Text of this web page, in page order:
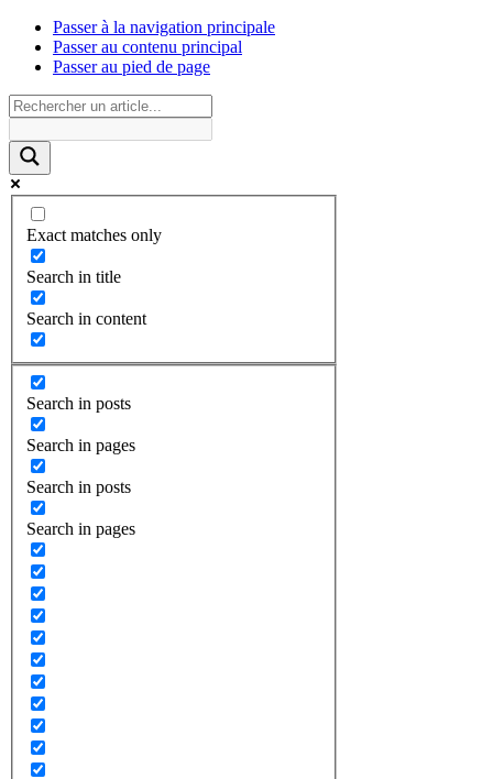
Passer à la navigation principale
Passer au contenu principal
Passer au pied de page
Exact matches only
Search in title
Search in content
Search in posts
Search in pages
Search in posts
Search in pages